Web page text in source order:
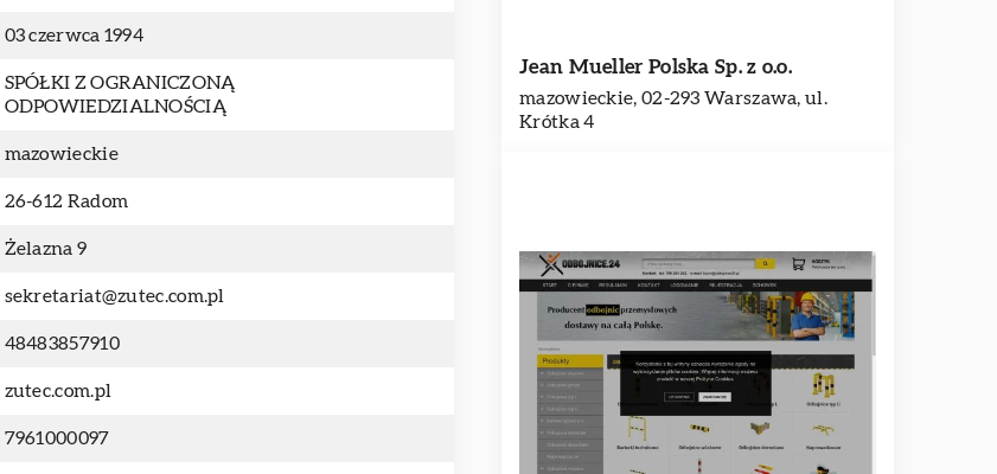
03 czerwca 1994
SPÓŁKI Z OGRANICZONĄ
ODPOWIEDZIALNOŚCIĄ
mazowieckie
26-612 Radom
Żelazna 9
sekretariat@zutec.com.pl
48483857910
zutec.com.pl
7961000097
Jean Mueller Polska Sp. z o.o.
mazowieckie, 02-293 Warszawa, ul.
Krótka 4